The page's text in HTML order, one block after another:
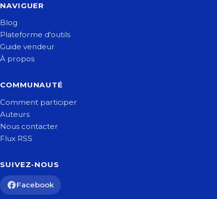
NAVIGUER
Blog
Plateforme d'outils
Guide vendeur
À propos
COMMUNAUTÉ
Comment participer
Auteurs
Nous contacter
Flux RSS
SUIVEZ-NOUS
Facebook